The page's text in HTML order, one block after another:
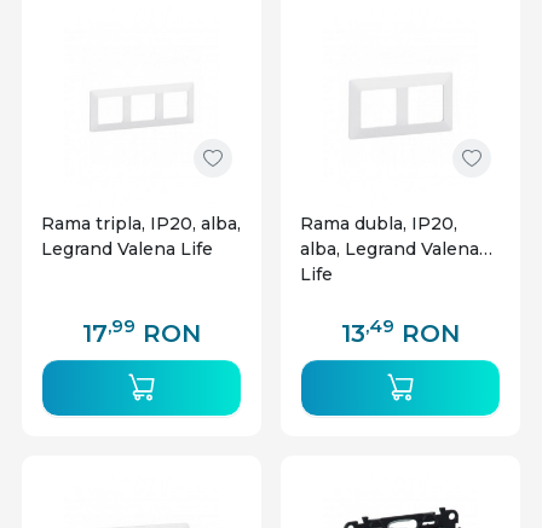
Rama tripla, IP20, alba,
Legrand Valena Life
17,99 RON
Rama dubla, IP20,
alba, Legrand Valena
Life
13,49 RON